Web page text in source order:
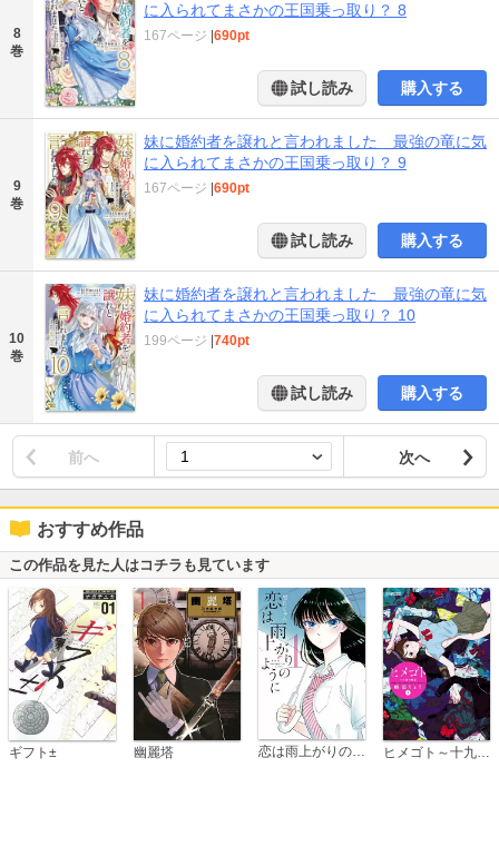
8
巻
に入られてまさかの王国乗っ取り？ 8
167ページ 690pt
試し読み 購入する
9
巻
妹に婚約者を譲れと言われました 最強の竜に気
に入られてまさかの王国乗っ取り？ 9
167ページ 690pt
試し読み 購入する
10
巻
妹に婚約者を譲れと言われました 最強の竜に気
に入られてまさかの王国乗っ取り？ 10
199ページ 740pt
試し読み 購入する
前へ 次へ
おすすめ作品
この作品を見た人はコチラも見ています
ギフト± 幽麗塔 恋は雨上がりのように